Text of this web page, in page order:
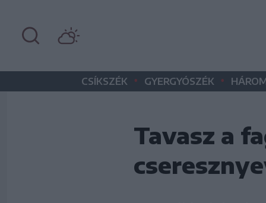
CSÍKSZÉK • GYERGYÓSZÉK •
Tavasz a